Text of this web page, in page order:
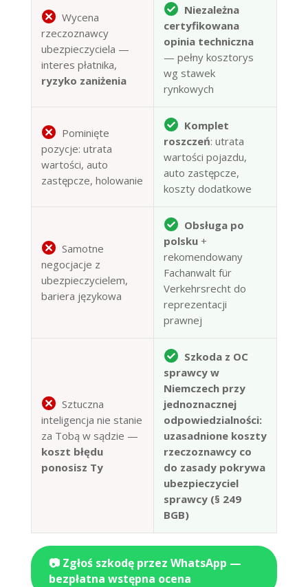
Wycena
rzeczoznawcy
ubezpieczyciela —
interes płatnika,
ryzyko zaniżenia
Niezależna
certyfikowana
opinia techniczna
— pełny kosztorys
wg stawek
rynkowych
Pominięte
pozycje: utrata
wartości, auto
zastępcze, holowanie
Komplet
roszczeń: utrata
wartości pojazdu,
auto zastępcze,
koszty dodatkowe
Samotne
negocjacje z
ubezpieczycielem,
bariera językowa
Obsługa po
polsku+
rekomendowany
Fachanwalt für
Verkehrsrecht do
reprezentacji
prawnej
Sztuczna
inteligencja nie stanie
za Tobą w sądzie —
koszt błędu
ponosisz Ty
Szkoda z OC
sprawcy w
Niemczech przy
jednoznacznej
odpowiedzialności:
uzasadnione koszty
rzeczoznawcy co
do zasady pokrywa
ubezpieczyciel
sprawcy (§ 249
BGB)
📷 Zgłoś szkodę przez WhatsApp —
bezpłatna wstępna ocena